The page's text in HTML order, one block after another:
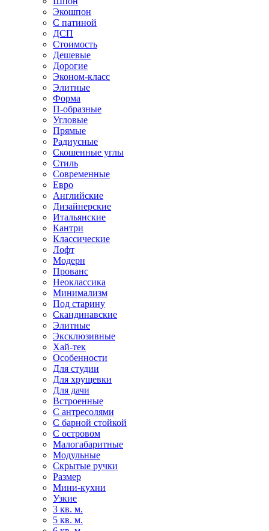
Экошпон
С патиной
ДСП
Стоимость
Дешевые
Дорогие
Эконом-класс
Элитные
Форма
П-образные
Угловые
Прямые
Радиусные
Скошенные углы
Стиль
Современные
Евро
Английские
Дизайнерские
Итальянские
Кантри
Классические
Лофт
Модерн
Прованс
Неоклассика
Минимализм
Под старину
Скандинавские
Элитные
Эксклюзивные
Хай-тек
Особенности
Для студии
Для хрущевки
Для дачи
Встроенные
С антресолями
С барной стойкой
С островом
Малогабаритные
Модульные
Скрытые ручки
Размер
Мини-кухни
Узкие
3 кв. м.
5 кв. м.